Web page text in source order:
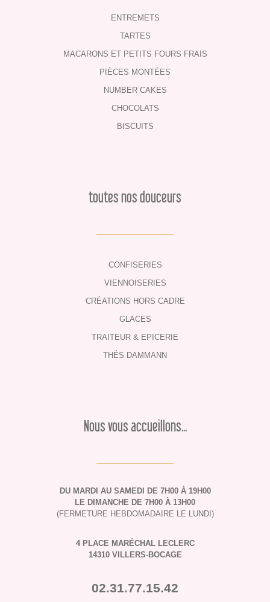
ENTREMETS
TARTES
MACARONS ET PETITS FOURS FRAIS
PIÈCES MONTÉES
NUMBER CAKES
CHOCOLATS
BISCUITS
toutes nos douceurs
CONFISERIES
VIENNOISERIES
CRÉATIONS HORS CADRE
GLACES
TRAITEUR & EPICERIE
THÉS DAMMANN
Nous vous accueillons...
DU MARDI AU SAMEDI DE 7H00 À 19H00
LE DIMANCHE DE 7H00 À 13H00
(FERMETURE HEBDOMADAIRE LE LUNDI)
4 PLACE MARÉCHAL LECLERC
14310 VILLERS-BOCAGE
02.31.77.15.42